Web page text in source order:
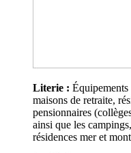
Literie :
maisons de retraite,
pensionnaires
ainsi que les
résidences mer et